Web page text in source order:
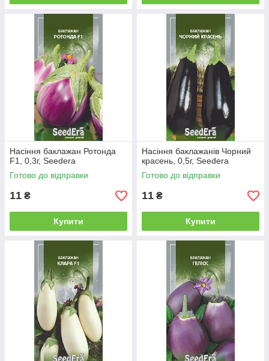
Насіння баклажан Ротонда
F1, 0,3г, Seedera
Готово до відправки
11 ₴
Купити
Насіння баклажанів Чорний
красень, 0,5г, Seedera
Готово до відправки
11 ₴
Купити